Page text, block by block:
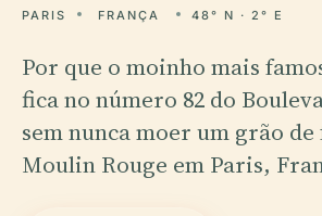
PARIS FRANÇA 48° N · 2° E
Por que o moinho mais
fica no número 82 do
sem nunca moer um grão de
Moulin Rouge em Paris,